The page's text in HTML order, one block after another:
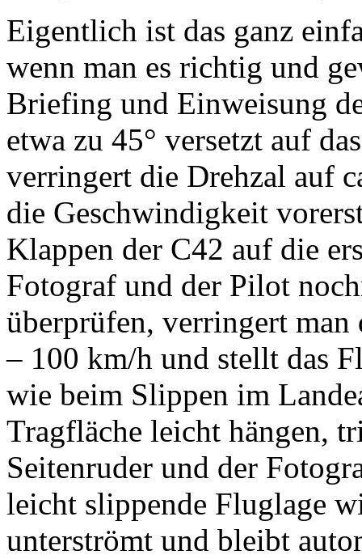
Eigentlich ist das ganz
wenn man es richtig und
Briefing und Einweisung
etwa zu 45° versetzt auf
verringert die Drehzal auf
die Geschwindigkeit
Klappen der C42 auf die
Fotograf und der Pilot
überprüfen, verringert
– 100 km/h und stellt das
wie beim Slippen im
Tragfläche leicht hängen,
Seitenruder und der
leicht slippende Fluglage
unterströmt und bleibt